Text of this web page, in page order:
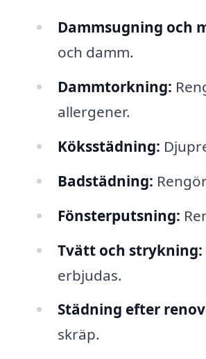
Dammsugning och
och damm.
Dammtorkning:
allergener.
Köksstädning:
Badstädning:
Fönsterputsning:
Tvätt och strykning:
erbjudas.
Städning efter
skräp.